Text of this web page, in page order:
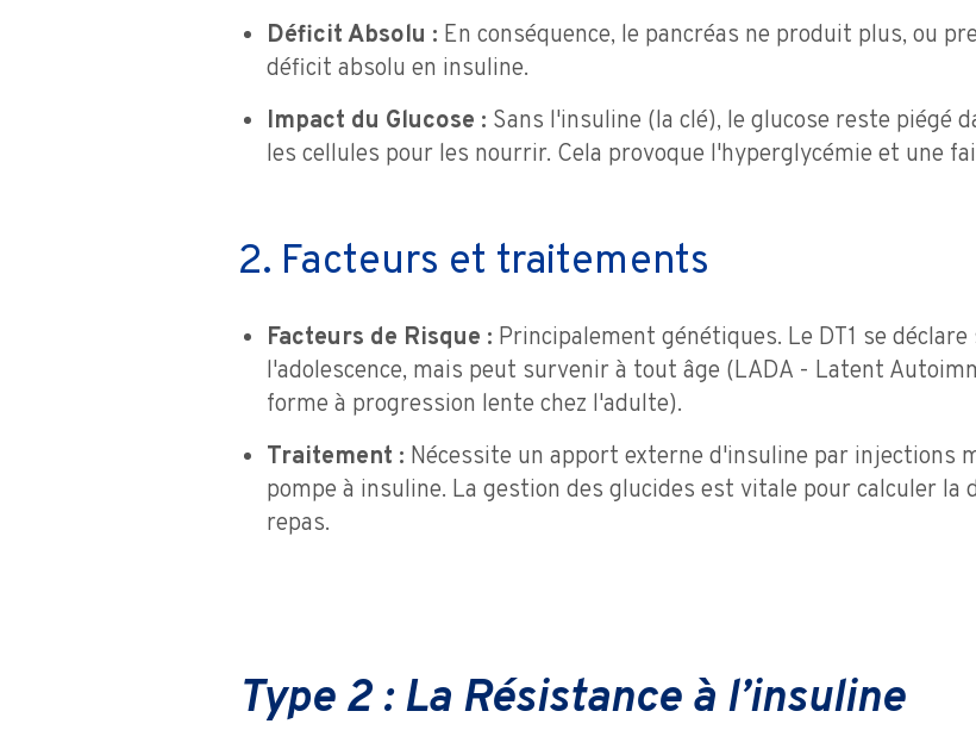
Déficit Absolu : En conséquence, le pancréas ne produit plus, ou
déficit absolu en insuline.
Impact du Glucose : Sans l'insuline (la clé), le glucose reste piégé
les cellules pour les nourrir. Cela provoque l'hyperglycémie et une
2. Facteurs et traitements
Facteurs de Risque : Principalement génétiques. Le DT1 se
l'adolescence, mais peut survenir à tout âge (LADA - Latent
forme à progression lente chez l'adulte).
Traitement : Nécessite un apport externe d'insuline par injections
pompe à insuline. La gestion des glucides est vitale pour calculer la
repas.
Type 2 : La Résistance à l’insuline